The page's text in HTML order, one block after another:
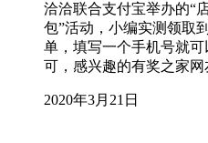
洽洽联合支付宝举办的“
包”活动，小编实测领取
单，填写一个手机号就
可，感兴趣的有奖之家
2020年3月21日